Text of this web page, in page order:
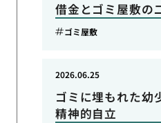
借金とゴミ屋敷の
ゴミ屋敷
ゴミに埋もれた幼
精神的自立
2026.06.25